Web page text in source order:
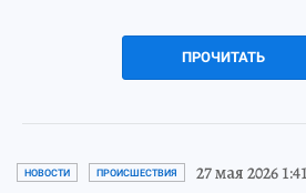
ПРОЧИТАТЬ
НОВОСТИ ПРОИСШЕСТВИЯ 27 мая 2026 1:41